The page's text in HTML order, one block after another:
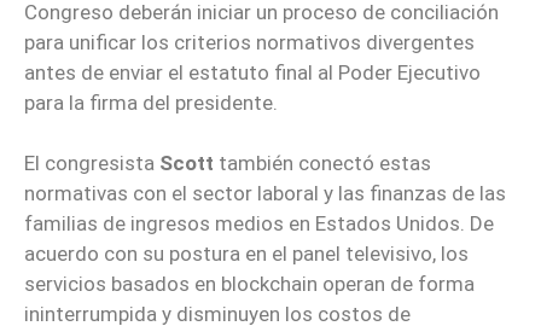
Congreso deberán iniciar un proceso de conciliación
para unificar los criterios normativos divergentes
antes de enviar el estatuto final al Poder Ejecutivo
para la firma del presidente.
El congresista Scott también conectó estas
normativas con el sector laboral y las finanzas de las
familias de ingresos medios en Estados Unidos. De
acuerdo con su postura en el panel televisivo, los
servicios basados en blockchain operan de forma
ininterrumpida y disminuyen los costos de